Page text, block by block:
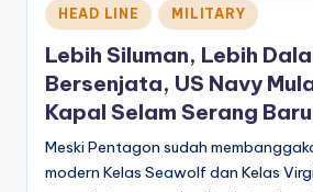
Posted
in
HEAD LINE MILITARY
Lebih Siluman, Lebih
Bersenjata, US Navy
Kapal Selam Serang Baru
Meski Pentagon sudah
modern Kelas Seawolf dan Kelas